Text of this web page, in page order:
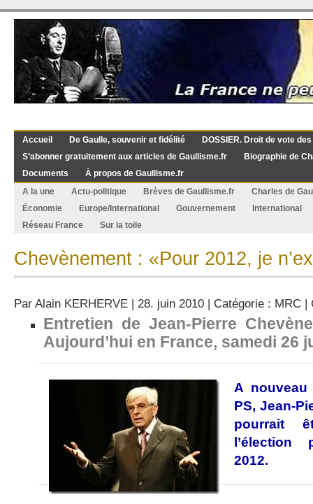
Accueil De Gaulle, souvenir et fidélité
DOSSIER. Droit de vote
S’abonner gratuitement aux articles de Gaullisme.fr
Biographie de
Documents
À propos de Gaullisme.fr
A la une
Actu-politique Brèves de Gaullisme.fr
Charles de
Économie
Europe/International Gouvernement
International
Réseau France
Sur la toile
Chevènement : «Pour 2012, je
Par Alain KERHERVE | 28. juin 2010 | Catégorie : MRC |
Entretien de Jean-Pierre
Aujourd’hui en France, samedi 26
A
PS, Jean-
pourrait
l’élection
2012.